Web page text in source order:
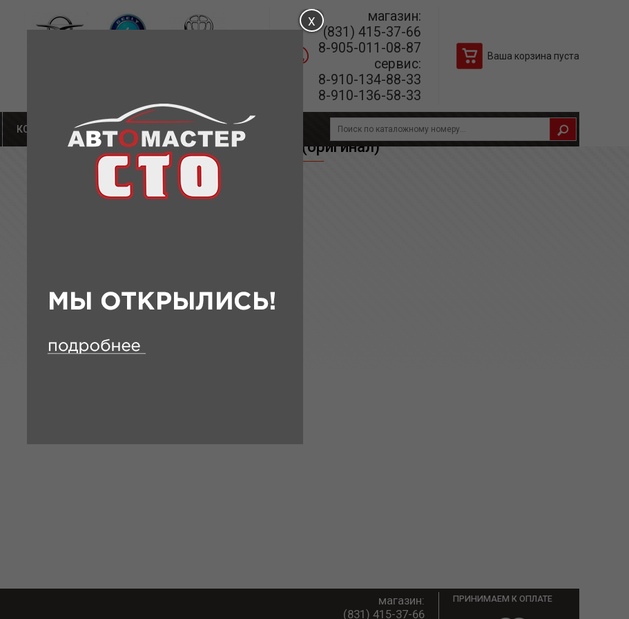
магазин:
(831) 415-37-66
8-905-011-08-87
сервис:
8-910-134-88-33
8-910-136-58-33
Ваша корзина пуста
КОНТАКТЫ
Запчасти для Chery» Рычаг передний правый (оригинал)
Рычаг передний правый (оригинал)
магазин:
(831) 415-37-66
ПРИНИМАЕМ К ОПЛАТЕ